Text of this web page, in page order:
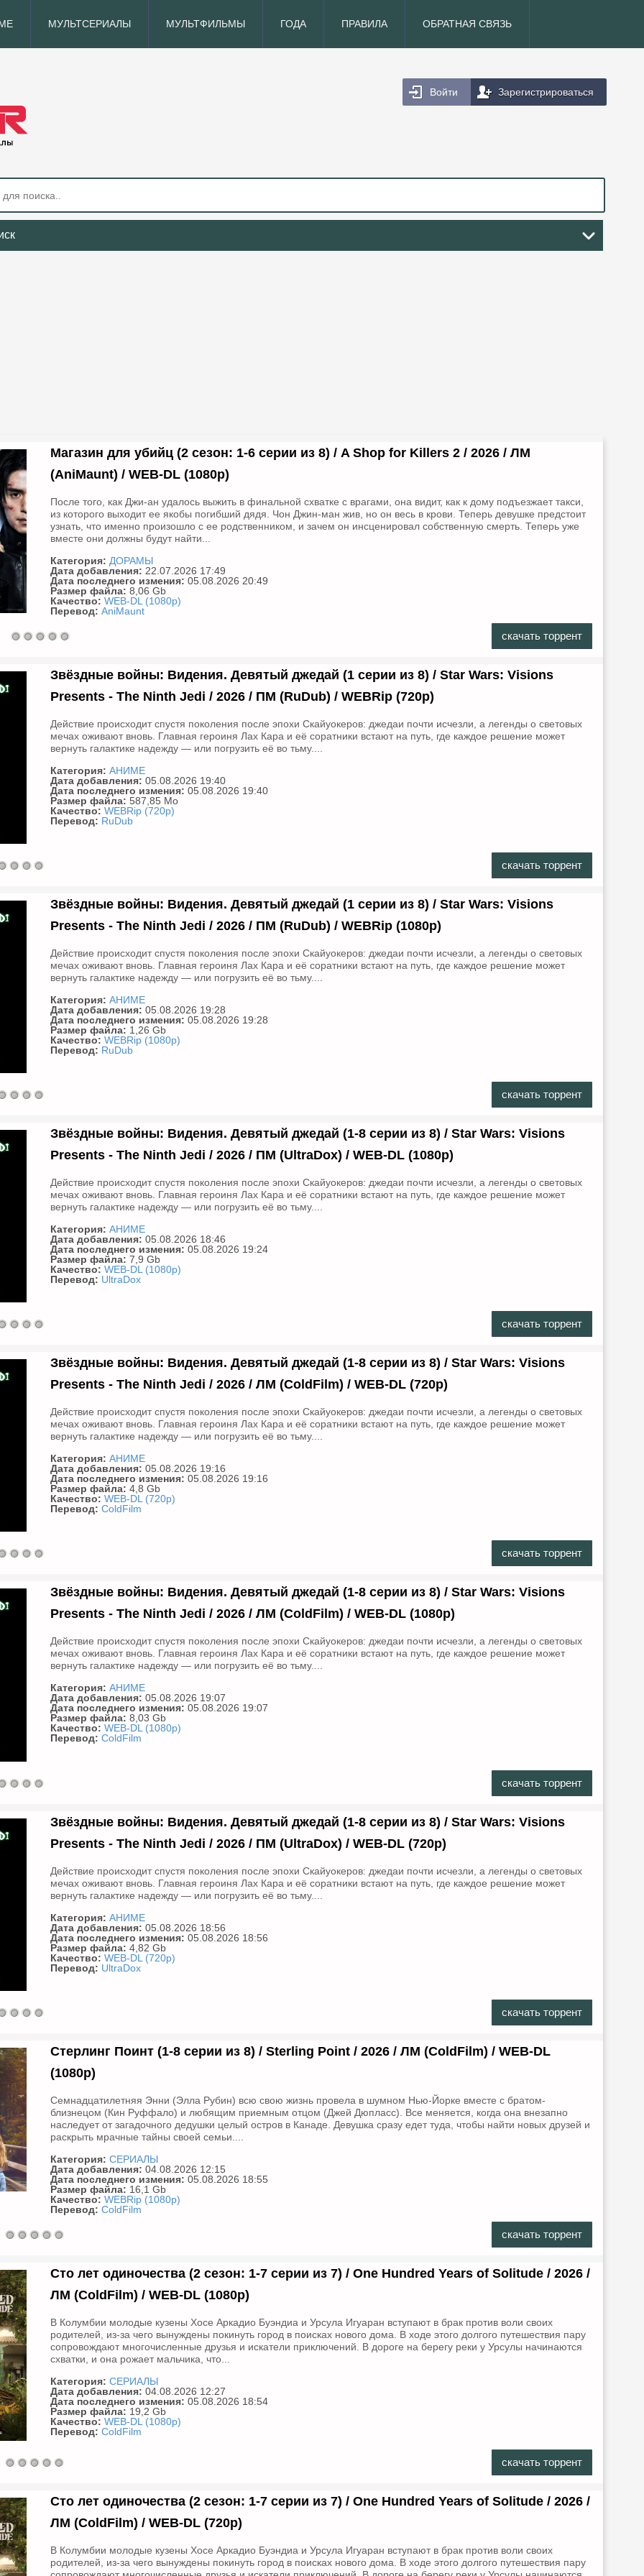
МУЛЬТСЕРИАЛЫ МУЛЬТФИЛЬМЫ ГОДА ПРАВИЛА ОБРАТНАЯ СВЯЗЬ
Войти Зарегистрироваться
Магазин для убийц (2 сезон: 1-6 серии из 8) / A Shop for Killers 2 / 2026 / ЛМ
(AniMaunt) / WEB-DL (1080p)
После того, как Джи-ан удалось выжить в финальной схватке с врагами, она видит, как к дому подъезжает такси,
из которого выходит ее якобы погибший дядя. Чон Джин-ман жив, но он весь в крови. Теперь девушке предстоит
узнать, что именно произошло с ее родственником, и зачем он инсценировал собственную смерть. Теперь уже
вместе они должны будут найти...
Категория: ДОРАМЫ
Дата добавления: 22.07.2026 17:49
Дата последнего измения: 05.08.2026 20:49
Размер файла: 8,06 Gb
Качество: WEB-DL (1080p)
Перевод: AniMaunt
скачать торрент
Звёздные войны: Видения. Девятый джедай (1 серии из 8) / Star Wars: Visions
Presents - The Ninth Jedi / 2026 / ПМ (RuDub) / WEBRip (720р)
Действие происходит спустя поколения после эпохи Скайуокеров: джедаи почти исчезли, а легенды о световых
мечах оживают вновь. Главная героиня Лах Кара и её соратники встают на путь, где каждое решение может
вернуть галактике надежду — или погрузить её во тьму....
Категория: АНИМЕ
Дата добавления: 05.08.2026 19:40
Дата последнего измения: 05.08.2026 19:40
Размер файла: 587,85 Mo
Качество: WEBRip (720p)
Перевод: RuDub
скачать торрент
Звёздные войны: Видения. Девятый джедай (1 серии из 8) / Star Wars: Visions
Presents - The Ninth Jedi / 2026 / ПМ (RuDub) / WEBRip (1080р)
Действие происходит спустя поколения после эпохи Скайуокеров: джедаи почти исчезли, а легенды о световых
мечах оживают вновь. Главная героиня Лах Кара и её соратники встают на путь, где каждое решение может
вернуть галактике надежду — или погрузить её во тьму....
Категория: АНИМЕ
Дата добавления: 05.08.2026 19:28
Дата последнего измения: 05.08.2026 19:28
Размер файла: 1,26 Gb
Качество: WEBRip (1080p)
Перевод: RuDub
скачать торрент
Звёздные войны: Видения. Девятый джедай (1-8 серии из 8) / Star Wars: Visions
Presents - The Ninth Jedi / 2026 / ПМ (UltraDox) / WEB-DL (1080p)
Действие происходит спустя поколения после эпохи Скайуокеров: джедаи почти исчезли, а легенды о световых
мечах оживают вновь. Главная героиня Лах Кара и её соратники встают на путь, где каждое решение может
вернуть галактике надежду — или погрузить её во тьму....
Категория: АНИМЕ
Дата добавления: 05.08.2026 18:46
Дата последнего измения: 05.08.2026 19:24
Размер файла: 7,9 Gb
Качество: WEB-DL (1080p)
Перевод: UltraDox
скачать торрент
Звёздные войны: Видения. Девятый джедай (1-8 серии из 8) / Star Wars: Visions
Presents - The Ninth Jedi / 2026 / ЛМ (ColdFilm) / WEB-DL (720р)
Действие происходит спустя поколения после эпохи Скайуокеров: джедаи почти исчезли, а легенды о световых
мечах оживают вновь. Главная героиня Лах Кара и её соратники встают на путь, где каждое решение может
вернуть галактике надежду — или погрузить её во тьму....
Категория: АНИМЕ
Дата добавления: 05.08.2026 19:16
Дата последнего измения: 05.08.2026 19:16
Размер файла: 4,8 Gb
Качество: WEB-DL (720p)
Перевод: ColdFilm
скачать торрент
Звёздные войны: Видения. Девятый джедай (1-8 серии из 8) / Star Wars: Visions
Presents - The Ninth Jedi / 2026 / ЛМ (ColdFilm) / WEB-DL (1080р)
Действие происходит спустя поколения после эпохи Скайуокеров: джедаи почти исчезли, а легенды о световых
мечах оживают вновь. Главная героиня Лах Кара и её соратники встают на путь, где каждое решение может
вернуть галактике надежду — или погрузить её во тьму....
Категория: АНИМЕ
Дата добавления: 05.08.2026 19:07
Дата последнего измения: 05.08.2026 19:07
Размер файла: 8,03 Gb
Качество: WEB-DL (1080p)
Перевод: ColdFilm
скачать торрент
Звёздные войны: Видения. Девятый джедай (1-8 серии из 8) / Star Wars: Visions
Presents - The Ninth Jedi / 2026 / ПМ (UltraDox) / WEB-DL (720p)
Действие происходит спустя поколения после эпохи Скайуокеров: джедаи почти исчезли, а легенды о световых
мечах оживают вновь. Главная героиня Лах Кара и её соратники встают на путь, где каждое решение может
вернуть галактике надежду — или погрузить её во тьму....
Категория: АНИМЕ
Дата добавления: 05.08.2026 18:56
Дата последнего измения: 05.08.2026 18:56
Размер файла: 4,82 Gb
Качество: WEB-DL (720p)
Перевод: UltraDox
скачать торрент
Стерлинг Поинт (1-8 серии из 8) / Sterling Point / 2026 / ЛМ (ColdFilm) / WEB-DL
(1080р)
Семнадцатилетняя Энни (Элла Рубин) всю свою жизнь провела в шумном Нью-Йорке вместе с братом-
близнецом (Кин Руффало) и любящим приемным отцом (Джей Дюпласс). Все меняется, когда она внезапно
наследует от загадочного дедушки целый остров в Канаде. Девушка сразу едет туда, чтобы найти новых друзей и
раскрыть мрачные тайны своей семьи....
Категория: СЕРИАЛЫ
Дата добавления: 04.08.2026 12:15
Дата последнего измения: 05.08.2026 18:55
Размер файла: 16,1 Gb
Качество: WEBRip (1080p)
Перевод: ColdFilm
скачать торрент
Сто лет одиночества (2 сезон: 1-7 серии из 7) / One Hundred Years of Solitude / 2026 /
ЛМ (ColdFilm) / WEB-DL (1080р)
В Колумбии молодые кузены Хосе Аркадио Буэндиа и Урсула Игуаран вступают в брак против воли своих
родителей, из-за чего вынуждены покинуть город в поисках нового дома. В ходе этого долгого путешествия пару
сопровождают многочисленные друзья и искатели приключений. В дороге на берегу реки у Урсулы начинаются
схватки, и она рожает мальчика, что...
Категория: СЕРИАЛЫ
Дата добавления: 04.08.2026 12:27
Дата последнего измения: 05.08.2026 18:54
Размер файла: 19,2 Gb
Качество: WEB-DL (1080p)
Перевод: ColdFilm
скачать торрент
Сто лет одиночества (2 сезон: 1-7 серии из 7) / One Hundred Years of Solitude / 2026 /
ЛМ (ColdFilm) / WEB-DL (720р)
В Колумбии молодые кузены Хосе Аркадио Буэндиа и Урсула Игуаран вступают в брак против воли своих
родителей, из-за чего вынуждены покинуть город в поисках нового дома. В ходе этого долгого путешествия пару